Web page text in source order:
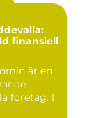
finansiell
är en
företag. I